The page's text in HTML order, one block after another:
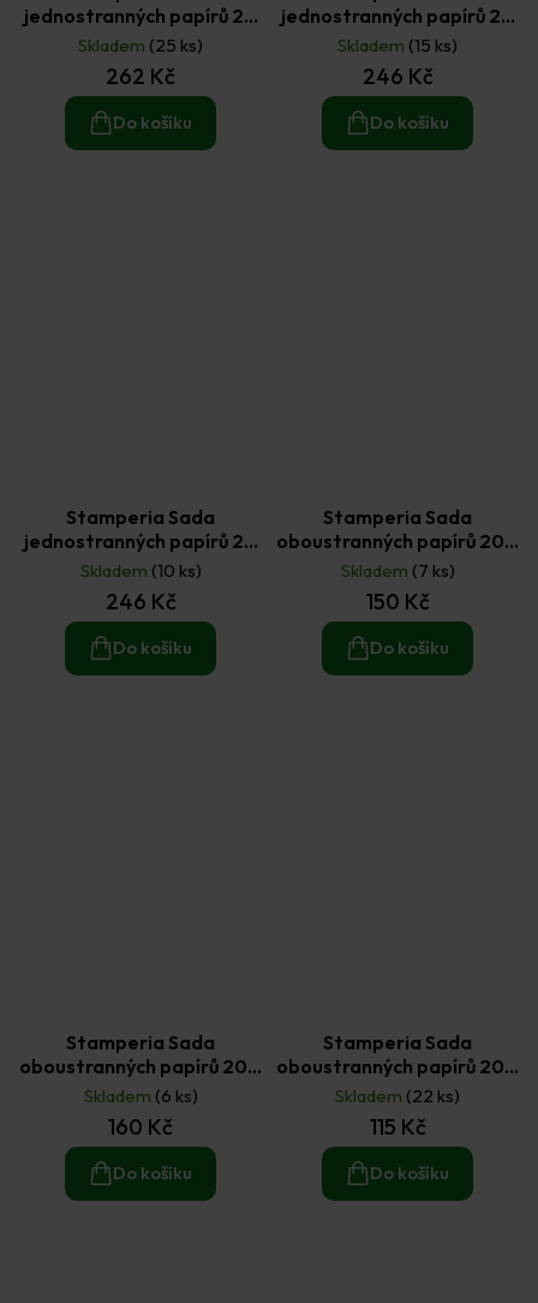
jednostranných papírů 20
× 20 cm Daisy Art 22 ks
Skladem (25 ks)
262 Kč
Do košíku
jednostranných papírů 20
× 20 cm Furry Friends
(22ks)
Skladem (15 ks)
246 Kč
Do košíku
Stamperia Sada
jednostranných papírů 20
× 20 cm Silent Sea 22 ks
Skladem (10 ks)
246 Kč
Do košíku
Stamperia Sada
oboustranných papírů 20 ×
20 cm Alice (10ks)
Skladem (7 ks)
150 Kč
Do košíku
Stamperia Sada
oboustranných papírů 20 ×
20 cm Alterego (10ks)
Skladem (6 ks)
160 Kč
Do košíku
Stamperia Sada
oboustranných papírů 20 ×
20 cm Baby (4 ks)
Skladem (22 ks)
115 Kč
Do košíku